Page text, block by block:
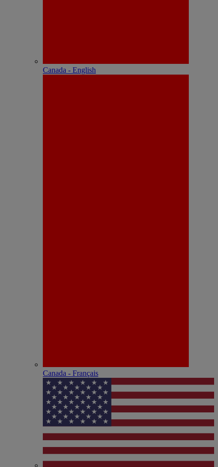
Canada - English
Canada - Français